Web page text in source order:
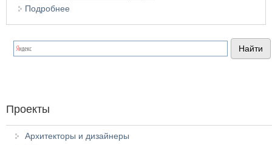
Подробнее
Проекты
Архитекторы и дизайнеры